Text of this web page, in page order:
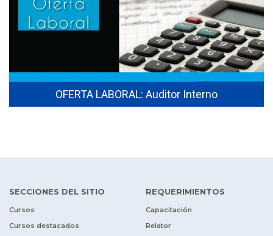
OFERTA LABORAL: Auditor Interno
SECCIONES DEL SITIO
Cursos
Cursos destacados
REQUERIMIENTOS
Capacitación
Relator